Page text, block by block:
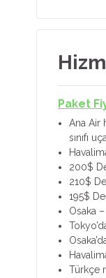
Paket
Ana Air
sınıfı
200$
210$
195$
Osaka
Türkçe